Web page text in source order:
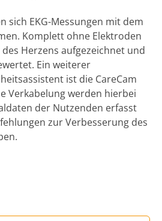
sich EKG-Messungen mit dem
Komplett ohne Elektroden
Herzens aufgezeichnet und
Ein weiterer
ist die CareCam
Verkabelung werden hierbei
der Nutzenden erfasst
zur Verbesserung des